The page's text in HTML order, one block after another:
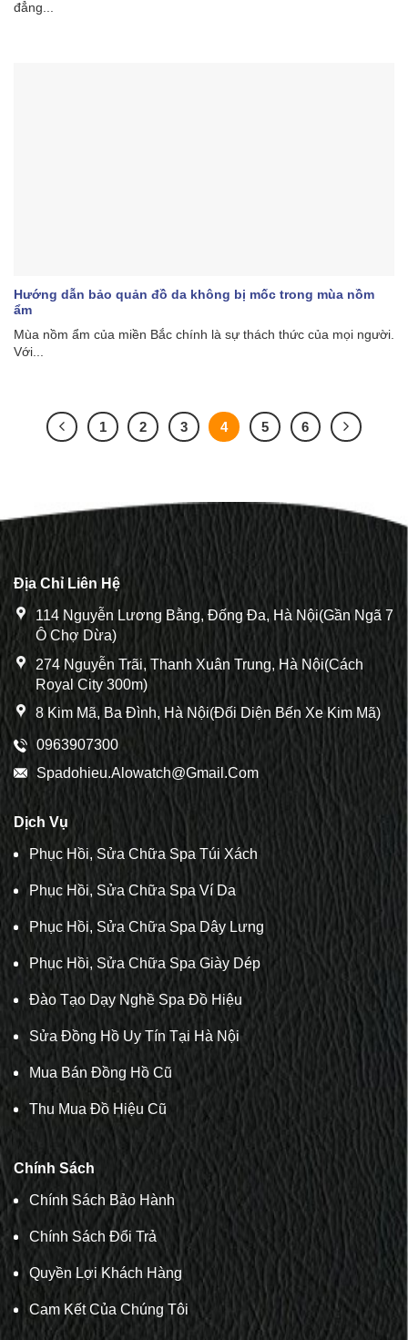
đẳng...
Hướng dẫn bảo quản đồ da không bị mốc trong mùa nồm
ẩm
Mùa nồm ẩm của miền Bắc chính là sự thách thức của mọi người.
Với...
1 2 3 4 5 6
Địa Chỉ Liên Hệ
114 Nguyễn Lương Bằng, Đống Đa, Hà Nội(Gần Ngã 7
Ô Chợ Dừa)
274 Nguyễn Trãi, Thanh Xuân Trung, Hà Nội(Cách
Royal City 300m)
8 Kim Mã, Ba Đình, Hà Nội(Đối Diện Bến Xe Kim Mã)
0963907300
Spadohieu.alowatch@gmail.com
Dịch Vụ
Phục Hồi, Sửa Chữa Spa Túi Xách
Phục Hồi, Sửa Chữa Spa Ví Da
Phục Hồi, Sửa Chữa Spa Dây Lưng
Phục Hồi, Sửa Chữa Spa Giày Dép
Đào Tạo Dạy Nghề Spa Đồ Hiệu
Sửa Đồng Hồ Uy Tín Tại Hà Nội
Mua Bán Đồng Hồ Cũ
Thu Mua Đồ Hiệu Cũ
Chính Sách
Chính Sách Bảo Hành
Chính Sách Đổi Trả
Quyền Lợi Khách Hàng
Cam Kết Của Chúng Tôi